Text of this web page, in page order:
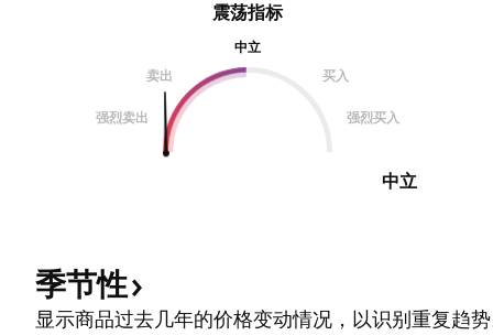
震荡指标
中立
卖出
买入
强烈卖出 强烈买入
中立
季节性
显示商品过去几年的价格变动情况，以识别重复趋